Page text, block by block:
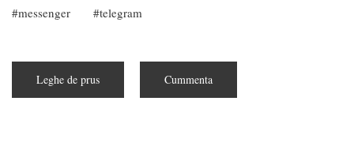
messenger telegram
Leghe de prus
a
Cummenta